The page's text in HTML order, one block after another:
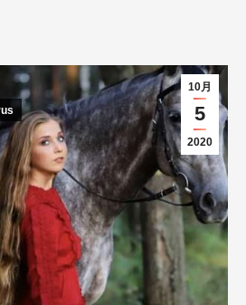
10月
5
2020